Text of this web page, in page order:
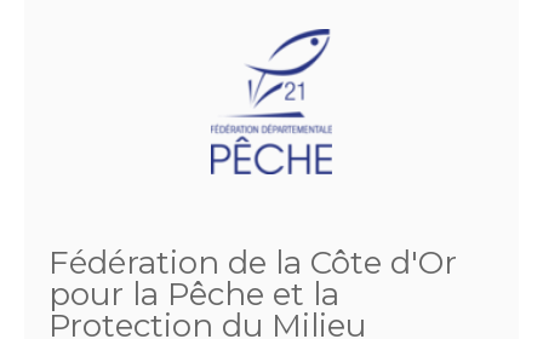
Fédération de la Côte d'Or
pour la Pêche et la
Protection du Milieu